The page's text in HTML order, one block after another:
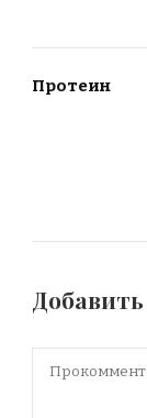
Протеин